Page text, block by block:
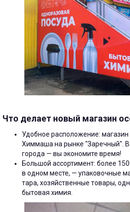
Что делает новый магазин
Удобное расположение: магазин
Химмаша на рынке "Заречный".
города — вы экономите время!
Большой ассортимент: более
в одном месте, — упаковочные
тара, хозяйственные товары,
бытовая химия.